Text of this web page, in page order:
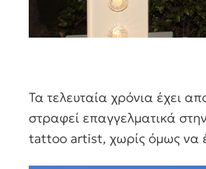
Τα τελευταία χρόνια έχει
στραφεί επαγγελματικά
tattoo artist, χωρίς όμως να